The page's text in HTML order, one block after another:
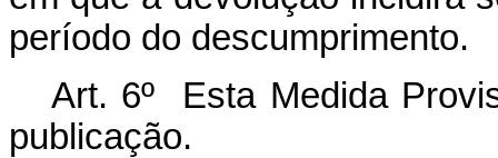
período do descumprimento.
Art. 6º Esta Medida
publicação.